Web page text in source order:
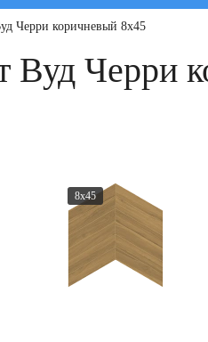
Черри коричневый 8x45
Вуд Черри
8x45